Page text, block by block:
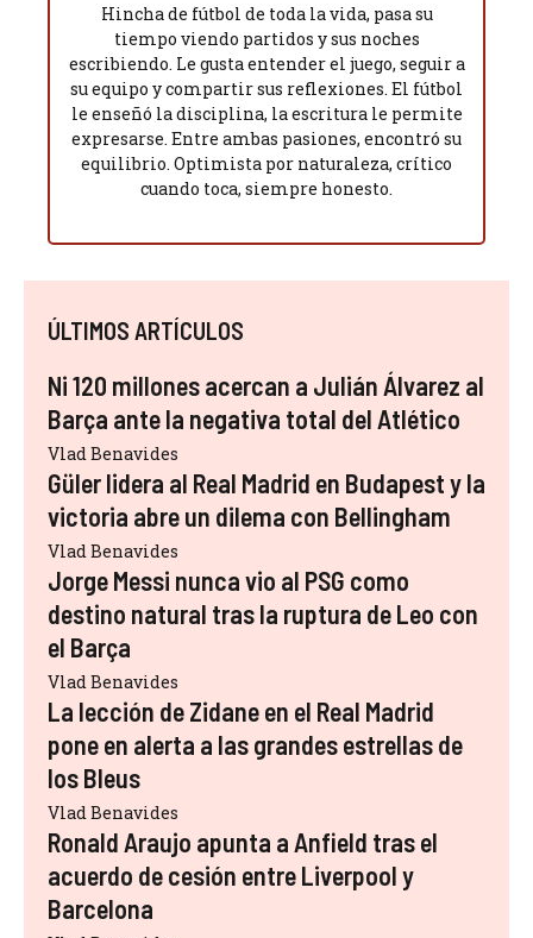
Hincha de fútbol de toda la vida, pasa su
tiempo viendo partidos y sus noches
escribiendo. Le gusta entender el juego, seguir a
su equipo y compartir sus reflexiones. El fútbol
le enseñó la disciplina, la escritura le permite
expresarse. Entre ambas pasiones, encontró su
equilibrio. Optimista por naturaleza, crítico
cuando toca, siempre honesto.
ÚLTIMOS ARTÍCULOS
Ni 120 millones acercan a Julián Álvarez al
Barça ante la negativa total del Atlético
Vlad Benavides
Güler lidera al Real Madrid en Budapest y la
victoria abre un dilema con Bellingham
Vlad Benavides
Jorge Messi nunca vio al PSG como
destino natural tras la ruptura de Leo con
el Barça
Vlad Benavides
La lección de Zidane en el Real Madrid
pone en alerta a las grandes estrellas de
los Bleus
Vlad Benavides
Ronald Araujo apunta a Anfield tras el
acuerdo de cesión entre Liverpool y
Barcelona